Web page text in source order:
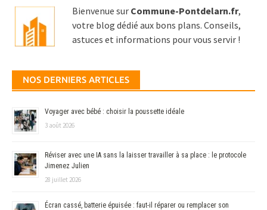
Bienvenue sur Commune-Pontdelarn.fr,
votre blog dédié aux bons plans. Conseils,
astuces et informations pour vous servir !
NOS DERNIERS ARTICLES
Voyager avec bébé : choisir la poussette idéale
3 août 2026
Réviser avec une IA sans la laisser travailler à sa place : le protocole
Jimenez Julien
28 juillet 2026
Écran cassé, batterie épuisée : faut-il réparer ou remplacer son